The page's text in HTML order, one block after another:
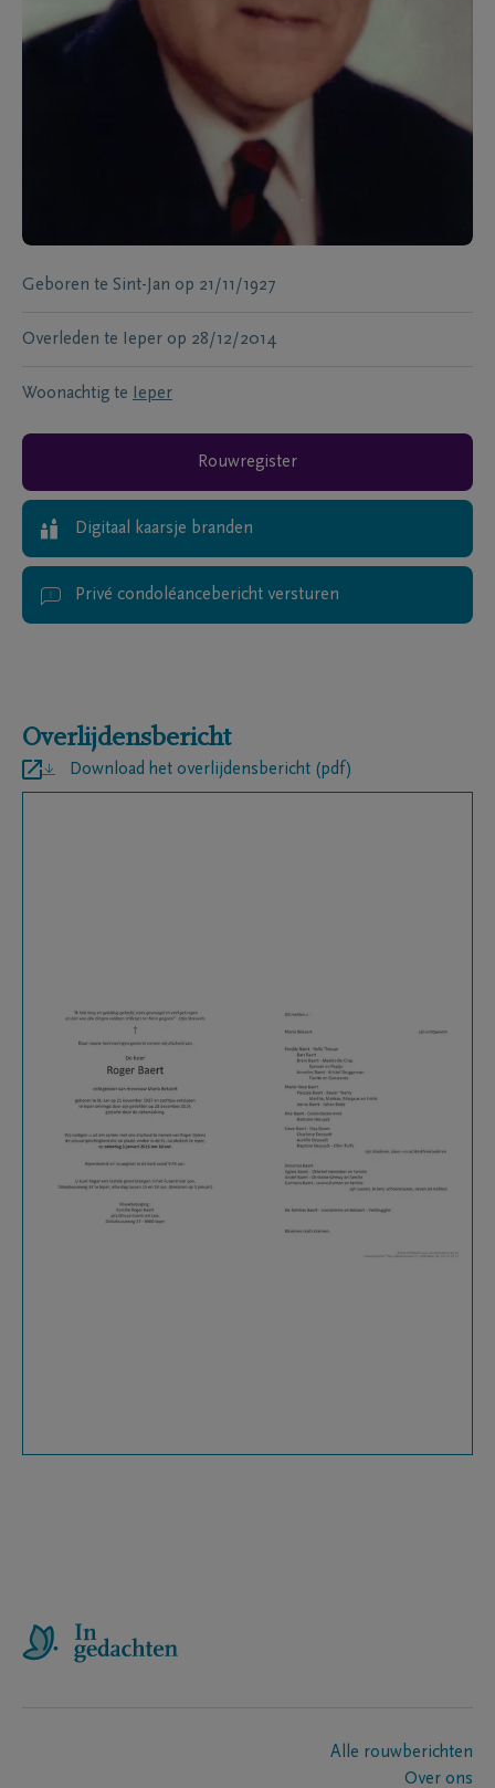
Geboren te Sint-Jan op 21/11/1927
Overleden te Ieper op 28/12/2014
Woonachtig te Ieper
Rouwregister
Digitaal kaarsje branden
Privé condoléancebericht versturen
Overlijdensbericht
Download het overlijdensbericht (pdf)
Alle rouwberichten
Over ons